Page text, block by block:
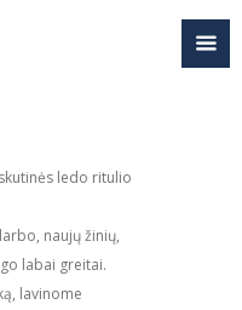
ledo ritulio
naujų žinių,
labai greitai.
lavinome